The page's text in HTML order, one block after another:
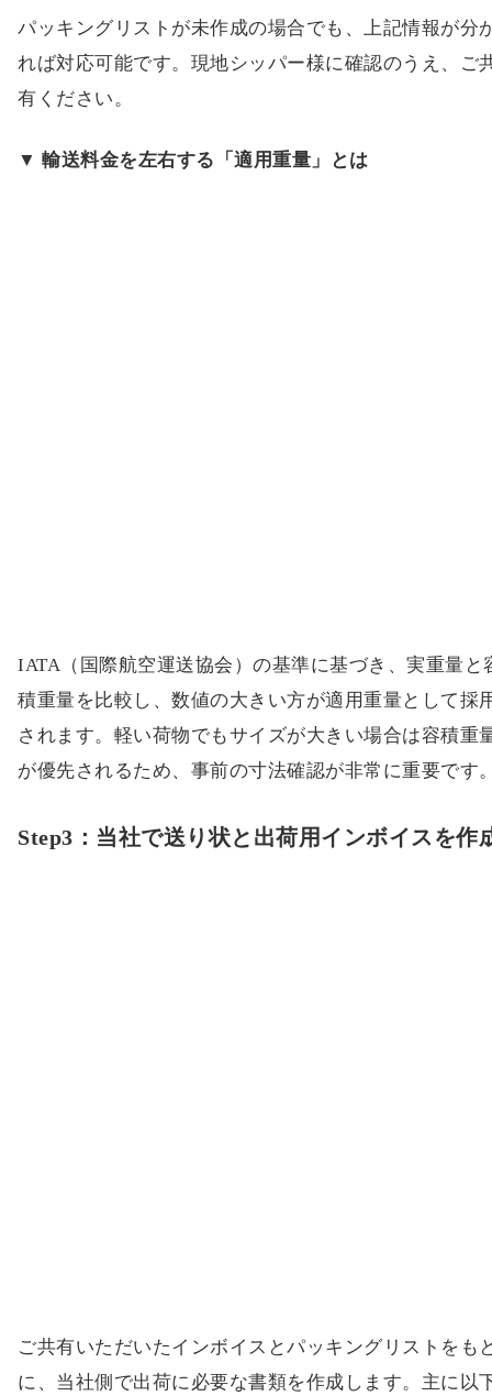
パッキングリストが未作成の場合でも、上記情報が分
れば対応可能です。現地シッパー様に確認のうえ、ご
有ください。
▼ 輸送料金を左右する「適用重量」とは
IATA（国際航空運送協会）の基準に基づき、実重量と
積重量を比較し、数値の大きい方が適用重量として採
されます。軽い荷物でもサイズが大きい場合は容積重
が優先されるため、事前の寸法確認が非常に重要です
Step3：当社で送り状と出荷用インボイスを作
ご共有いただいたインボイスとパッキングリストをも
に、当社側で出荷に必要な書類を作成します。主に以